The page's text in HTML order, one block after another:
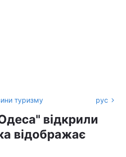
туризму рус
відкрили
відображає